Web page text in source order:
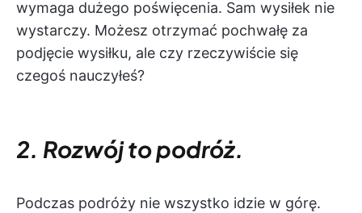
wymaga dużego poświęcenia. Sam wysiłek nie
wystarczy. Możesz otrzymać pochwałę za
podjęcie wysiłku, ale czy rzeczywiście się
czegoś nauczyłeś?
2. Rozwój to podróż.
Podczas podróży nie wszystko idzie w górę.